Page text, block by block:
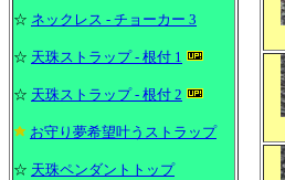
☆ ネックレス - チョーカー 3
☆ 天珠ストラップ - 根付 1
☆ 天珠ストラップ - 根付 2
お守り夢希望叶うストラップ
☆ 天珠ペンダントトップ